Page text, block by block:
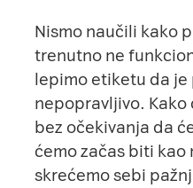
Nismo naučili kako
trenutno ne
lepimo etiketu da je
nepopravljivo. Kako
bez očekivanja da
ćemo začas biti kao
skrećemo sebi